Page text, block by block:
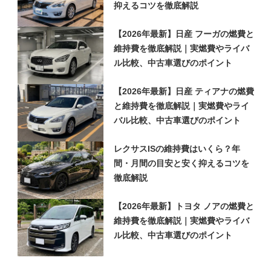
抑えるコツを徹底解説
【2026年最新】日産 フーガの燃費と
維持費を徹底解説｜実燃費やライバ
ル比較、中古車選びのポイント
【2026年最新】日産 ティアナの燃費
と維持費を徹底解説｜実燃費やライ
バル比較、中古車選びのポイント
レクサスISの維持費はいくら？年
間・月間の目安と安く抑えるコツを
徹底解説
【2026年最新】トヨタ ノアの燃費と
維持費を徹底解説｜実燃費やライバ
ル比較、中古車選びのポイント